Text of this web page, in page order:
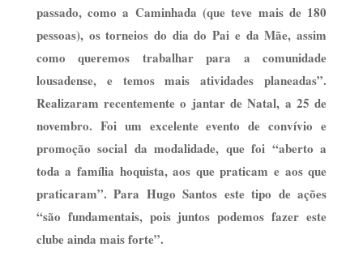
passado, como a Caminhada (que teve mais de 180
pessoas), os torneios do dia do Pai e da Mãe, assim
como queremos trabalhar para a comunidade
lousadense, e temos mais atividades planeadas”.
Realizaram recentemente o jantar de Natal, a 25 de
novembro. Foi um excelente evento de convívio e
promoção social da modalidade, que foi “aberto a
toda a família hoquista, aos que praticam e aos que
praticaram”. Para Hugo Santos este tipo de ações
“são fundamentais, pois juntos podemos fazer este
clube ainda mais forte”.